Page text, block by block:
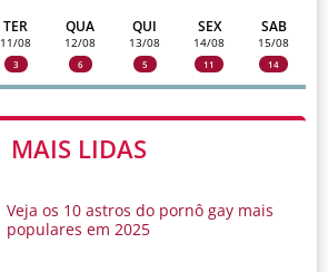
TER
11/08
3
QUA
12/08
6
QUI
13/08
5
SEX
14/08
11
SAB
15/08
14
MAIS LIDAS
Veja os 10 astros do pornô gay mais
populares em 2025